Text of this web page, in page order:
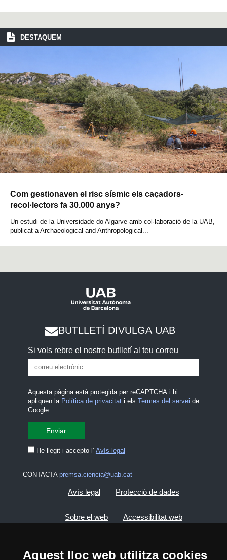
Aquest lloc web utilitza cookies
DESTAQUEM
Com gestionaven el risc sísmic els caçadors-
recol·lectors fa 30.000 anys?
Un estudi de la Universidade do Algarve amb col·laboració de la UAB,
publicat a Archaeological and Anthropological...
BUTLLETÍ DIVULGA UAB
Si vols rebre el nostre butlletí al teu correu
Aquesta pàgina està protegida per reCAPTCHA i hi
apliquen la Política de privacitati els Termes del servei de
Google.
He llegit i accepto l' Avís legal
CONTACTA premsa.ciencia@uab.cat
Avís legal Protecció de dades
Sobre el web Accessibilitat web